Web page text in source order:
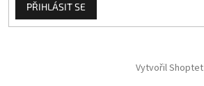
PŘIHLÁSIT SE
Vytvořil Shoptet